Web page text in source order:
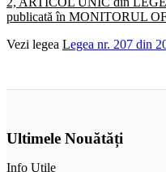
publicată în MONITORUL
Vezi legea Legea nr. 207 din
Ultimele Nouătăți
Info Utile